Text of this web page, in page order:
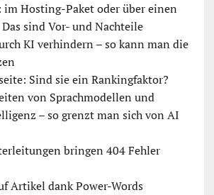
im Hosting-Paket oder über einen
sind Vor- und Nachteile
KI verhindern – so kann man die
Sind sie ein Rankingfaktor?
von Sprachmodellen und
– so grenzt man sich von AI
bringen 404 Fehler
Artikel dank Power-Words